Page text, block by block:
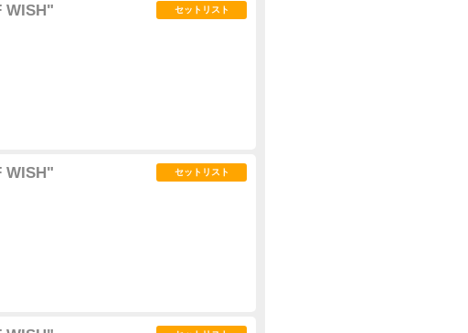
WISH" セットリスト
WISH" セットリスト